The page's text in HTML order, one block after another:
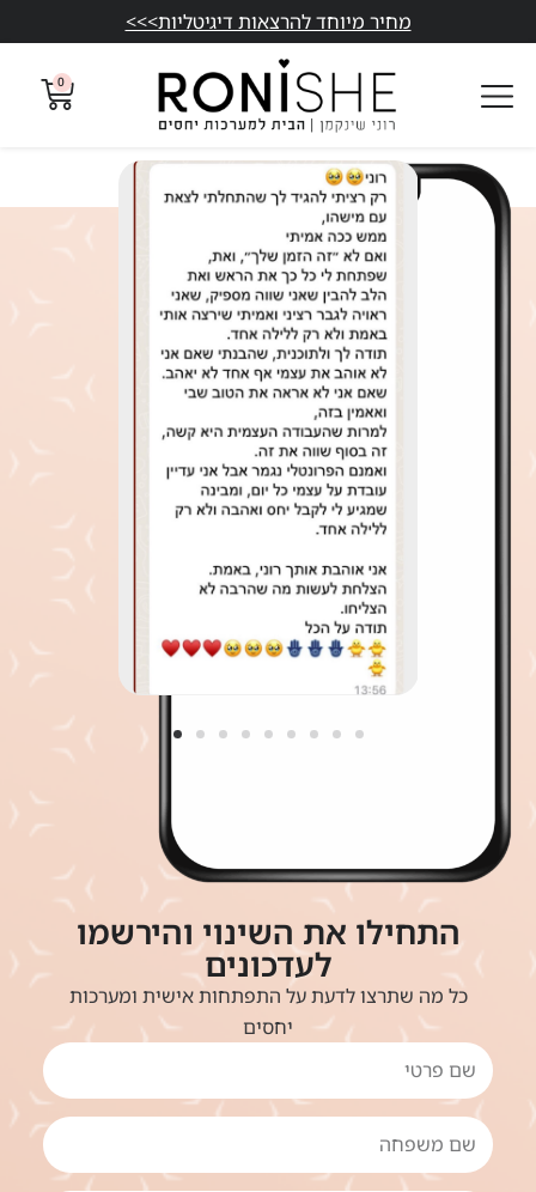
מחיר מיוחד להרצאות דיגיטליות>>>
0
התחילו את השינוי והירשמו
לעדכונים
כל מה שתרצו לדעת על התפתחות אישית ומערכות
יחסים